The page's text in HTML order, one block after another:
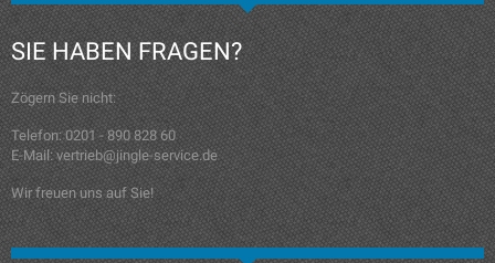
SIE HABEN FRAGEN?
Zögern Sie nicht:
Telefon: 0201 - 890 828 60
E-Mail: vertrieb@jingle-service.de
Wir freuen uns auf Sie!